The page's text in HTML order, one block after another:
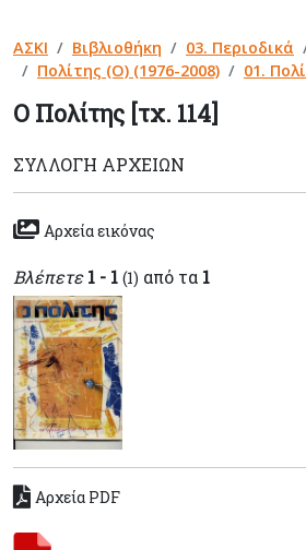
ΑΣΚΙ Βιβλιοθήκη 03. Περιοδικά
Πολίτης (Ο) (1976-2008)
01.
Ο Πολίτης [τχ. 114]
ΣΥΛΛΟΓΉ ΑΡΧΕΊΩΝ
Αρχεία εικόνας
Βλέπετε 1 - 1 (1) από τα 1
Αρχεία PDF